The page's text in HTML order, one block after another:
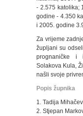
- 2.575 katolika;
godine - 4.350
i 2005. godine
Za vrijeme
župljani su
prognaničke i
Solakova Kula,
našli svoje
Popis župnika
1. Tadija
2. Stjepan